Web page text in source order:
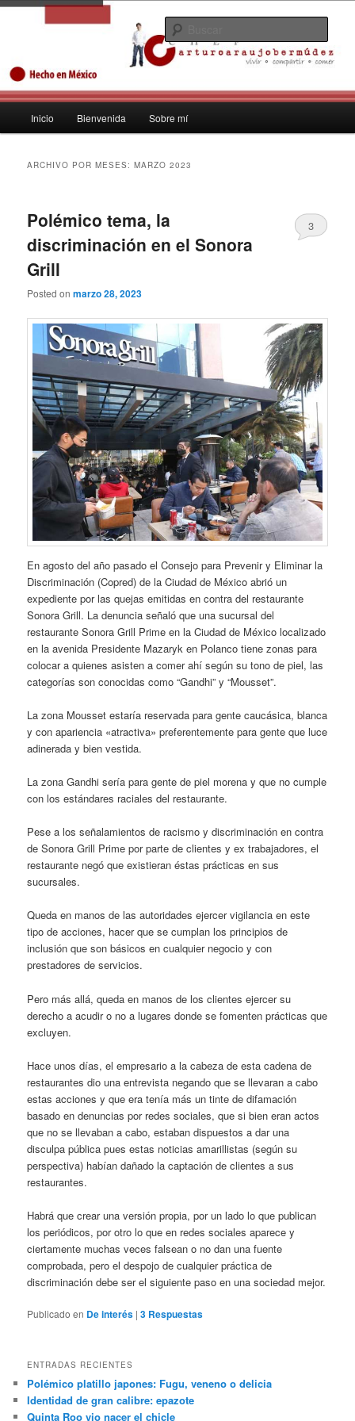
Ir
Ir
Arturo Araujo Bermúdez Huye de
Cancún empresario chef para
expandir gastronomía mexicana
2013
No soñaba con ser empresario, no… yo soñaba con ser Chef
principal
Inicio Bienvenida Sobre mí
ARCHIVO POR MESES:MARZO 2023
Polémico tema, la
discriminación en el Sonora
Grill
Posted onmarzo 28, 2023
3
En agosto del año pasado el Consejo para Prevenir y Eliminar la
Discriminación (Copred) de la Ciudad de México abrió un
expediente por las quejas emitidas en contra del restaurante
Sonora Grill. La denuncia señaló que una sucursal del
restaurante Sonora Grill Prime en la Ciudad de México localizado
en la avenida Presidente Mazaryk en Polanco tiene zonas para
colocar a quienes asisten a comer ahí según su tono de piel, las
categorías son conocidas como “Gandhi” y “Mousset”.
La zona Mousset estaría reservada para gente caucásica, blanca
y con apariencia «atractiva» preferentemente para gente que luce
adinerada y bien vestida.
La zona Gandhi sería para gente de piel morena y que no cumple
con los estándares raciales del restaurante.
Pese a los señalamientos de racismo y discriminación en contra
de Sonora Grill Prime por parte de clientes y ex trabajadores, el
restaurante negó que existieran éstas prácticas en sus
sucursales.
Queda en manos de las autoridades ejercer vigilancia en este
tipo de acciones, hacer que se cumplan los principios de
inclusión que son básicos en cualquier negocio y con
prestadores de servicios.
Pero más allá, queda en manos de los clientes ejercer su
derecho a acudir o no a lugares donde se fomenten prácticas que
excluyen.
Hace unos días, el empresario a la cabeza de esta cadena de
restaurantes dio una entrevista negando que se llevaran a cabo
estas acciones y que era tenía más un tinte de difamación
basado en denuncias por redes sociales, que si bien eran actos
que no se llevaban a cabo, estaban dispuestos a dar una
disculpa pública pues estas noticias amarillistas (según su
perspectiva) habían dañado la captación de clientes a sus
restaurantes.
Habrá que crear una versión propia, por un lado lo que publican
los periódicos, por otro lo que en redes sociales aparece y
ciertamente muchas veces falsean o no dan una fuente
comprobada, pero el despojo de cualquier práctica de
discriminación debe ser el siguiente paso en una sociedad mejor.
Publicado en De interés |3 Respuestas
ENTRADAS RECIENTES
Polémico platillo japones: Fugu, veneno o delicia
Identidad de gran calibre: epazote
Quinta Roo vio nacer el chicle